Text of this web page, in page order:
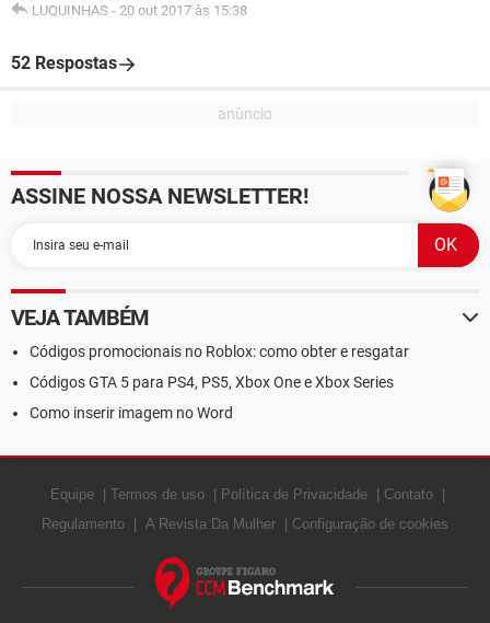
LUQUINHAS - 20 out 2017 às 15:38
52 Respostas
ASSINE NOSSA NEWSLETTER!
VEJA TAMBÉM
Códigos promocionais no Roblox: como obter e resgatar
Códigos GTA 5 para PS4, PS5, Xbox One e Xbox Series
Como inserir imagem no Word
Equipe Termos de uso Política de Privacidade
Contato
Regulamento
A Revista Da Mulher Configuração de cookies